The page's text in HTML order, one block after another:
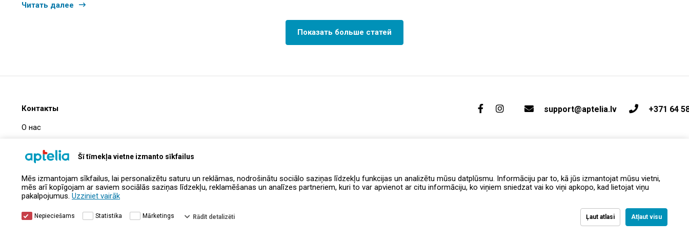
Šī tīmekļa vietne izmanto sīkfailus
Mēs izmantojam sīkfailus, lai personalizētu saturu un reklāmas, nodrošinātu sociālo saziņas līdzekļu funkcijas un analizētu mūsu datplūsmu. Informāciju par to, kā jūs izmantojat mūsu vietni,
mēs arī kopīgojam ar saviem sociālās saziņas līdzekļu, reklamēšanas un analīzes partneriem, kuri to var apvienot ar citu informāciju, ko viņiem sniedzat vai ko viņi apkopo, kad lietojat viņu
pakalpojumus. Uzziniet vairāk
Ļaut atlasi Atļaut visu
Nepieciešams Statistika Mārketings Rādīt detalizēti
Читать далее
Показать больше статей
Контакты
О нас
Информация о компании
Контакты
support@aptelia.lv +371 64